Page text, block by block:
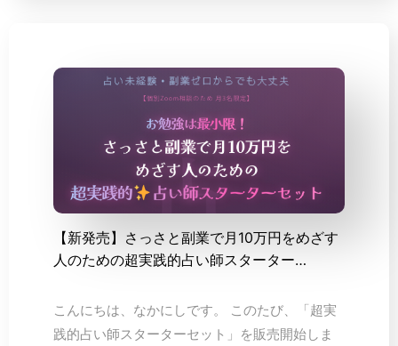
【新発売】さっさと副業で月10万円をめざす
人のための超実践的占い師スターター…
こんにちは、なかにしです。 このたび、「超実
践的占い師スターターセット」を販売開始しま